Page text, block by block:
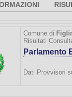
Comune di
Risultati
Parlamento
Dati Provvisori